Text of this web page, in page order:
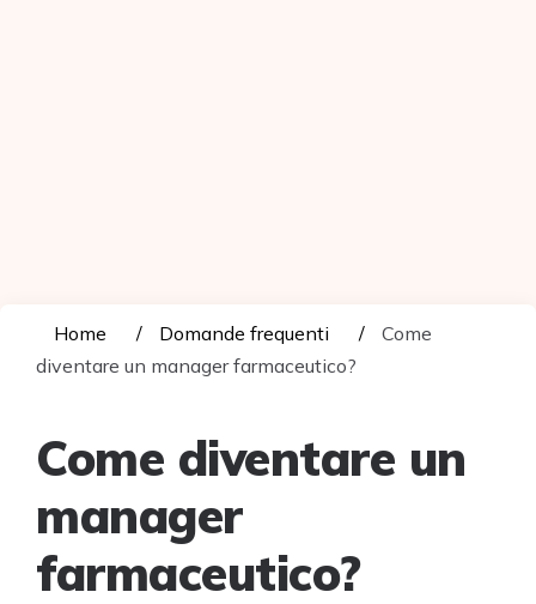
Home Domande frequenti
Come
diventare un manager farmaceutico?
Come diventare un
manager
farmaceutico?